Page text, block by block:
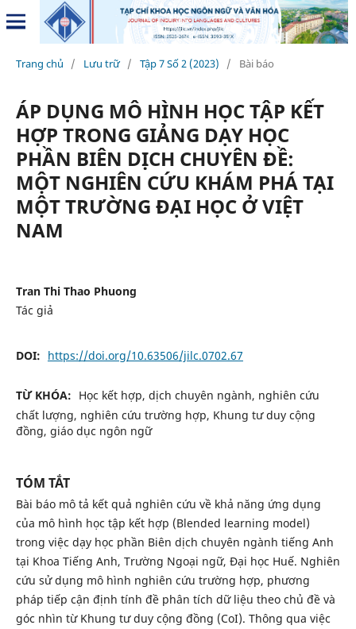
Trang chủ / Lưu trữ / Tập 7 Số 2 (2023) / Bài báo
ÁP DỤNG MÔ HÌNH HỌC TẬP KẾT
HỢP TRONG GIẢNG DẠY HỌC
PHẦN BIÊN DỊCH CHUYÊN ĐỀ:
MỘT NGHIÊN CỨU KHÁM PHÁ TẠI
MỘT TRƯỜNG ĐẠI HỌC Ở VIỆT
NAM
Tran Thi Thao Phuong
Tác giả
DOI: https://doi.org/10.63506/jilc.0702.67
TỪ KHÓA: Học kết hợp, dịch chuyên ngành, nghiên cứu
chất lượng, nghiên cứu trường hợp, Khung tư duy cộng
đồng, giáo dục ngôn ngữ
TÓM TẮT
Bài báo mô tả kết quả nghiên cứu về khả năng ứng dụng
của mô hình học tập kết hợp (Blended learning model)
trong việc dạy học phần Biên dịch chuyên ngành tiếng Anh
tại Khoa Tiếng Anh, Trường Ngoại ngữ, Đại học Huế. Nghiên
cứu sử dụng mô hình nghiên cứu trường hợp, phương
pháp tiếp cận định tính đề phân tích dữ liệu theo chủ đề và
góc nhìn từ Khung tư duy cộng đồng (CoI). Thông qua việc